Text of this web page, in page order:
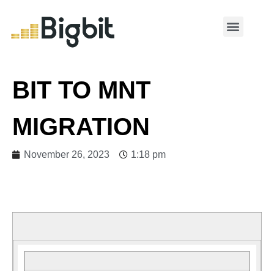
BIT TO MNT
MIGRATION
November 26, 2023 1:18 pm